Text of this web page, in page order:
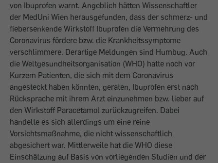
von Ibuprofen warnt. Angeblich hätten Wissenschaftler
der MedUni Wien herausgefunden, dass der schmerz- und
fiebersenkende Wirkstoff Ibuprofen die Vermehrung des
Coronavirus fördere bzw. die Krankheitssymptome
verschlimmere. Derartige Meldungen sind Humbug. Auch
die Weltgesundheitsorganisation (WHO) hatte noch vor
Kurzem Patienten, die sich mit dem Coronavirus
angesteckt haben könnten, geraten, Ibuprofen erst nach
Rücksprache mit ihrem Arzt einzunehmen bzw. lieber auf
den Wirkstoff Paracetamol zurückzugreifen. Dabei
handelte es sich allerdings um eine reine
Vorsichtsmaßnahme, die nicht wissenschaftlich
abgesichert war. Mittlerweile hat die WHO diese
Einschätzung auf Basis von vorliegenden Studien und der